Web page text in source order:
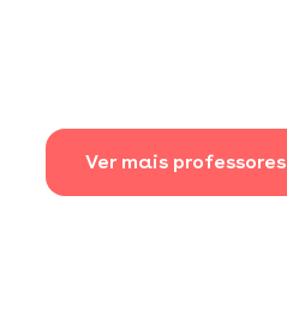
Ver mais professores